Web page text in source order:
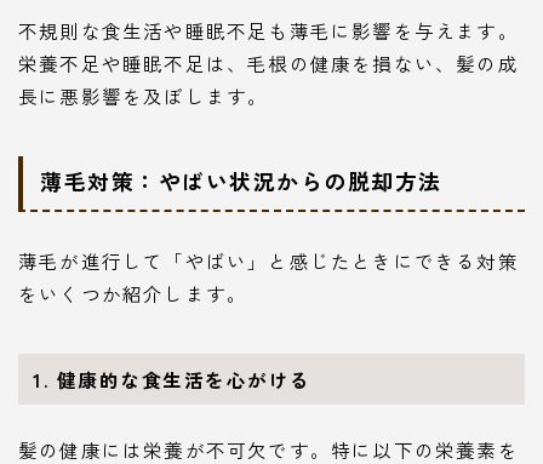
不規則な食生活や睡眠不足も薄毛に影響を与えます。
栄養不足や睡眠不足は、毛根の健康を損ない、髪の成
長に悪影響を及ぼします。
薄毛対策：やばい状況からの脱却方法
薄毛が進行して「やばい」と感じたときにできる対策
をいくつか紹介します。
1. 健康的な食生活を心がける
髪の健康には栄養が不可欠です。特に以下の栄養素を